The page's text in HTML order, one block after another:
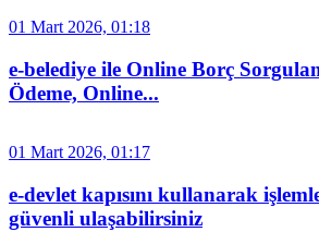
01 Mart 2026, 01:18
e-belediye ile Online Borç
Ödeme, Online...
01 Mart 2026, 01:17
e-devlet kapısını kullanarak
güvenli ulaşabilirsiniz